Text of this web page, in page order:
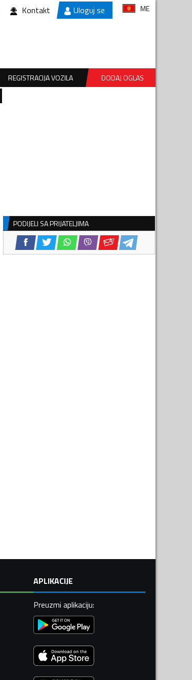
Kontakt Uloguj se ME
REGISTRACIJA VOZILA
DODAJ OGLAS
PODIJELI SA PRIJATELJIMA
APLIKACIJE
Preuzmi aplikaciju: